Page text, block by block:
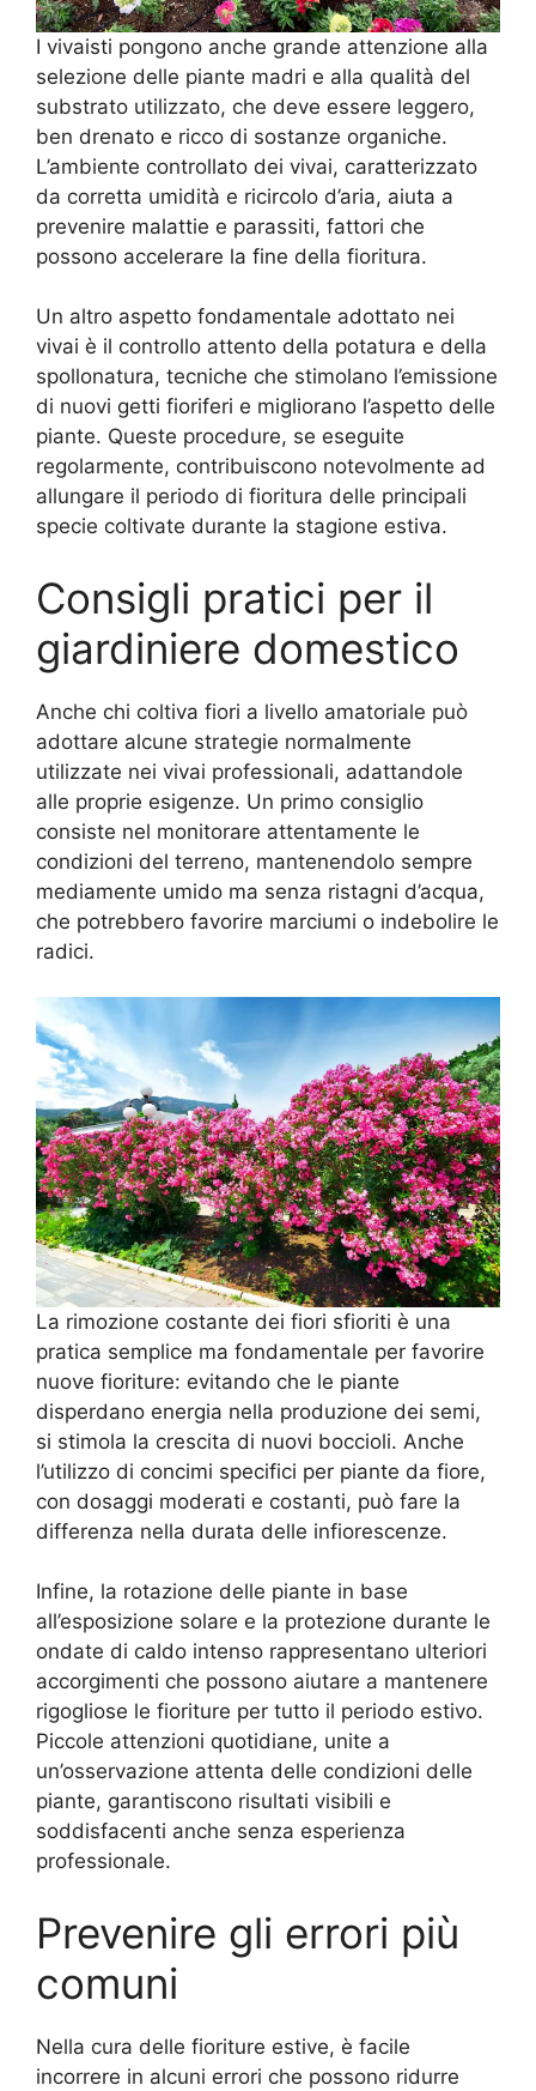
I vivaisti pongono anche grande attenzione alla
selezione delle piante madri e alla qualità del
substrato utilizzato, che deve essere leggero,
ben drenato e ricco di sostanze organiche.
L’ambiente controllato dei vivai, caratterizzato
da corretta umidità e ricircolo d’aria, aiuta a
prevenire malattie e parassiti, fattori che
possono accelerare la fine della fioritura.
Un altro aspetto fondamentale adottato nei
vivai è il controllo attento della potatura e della
spollonatura, tecniche che stimolano l’emissione
di nuovi getti fioriferi e migliorano l’aspetto delle
piante. Queste procedure, se eseguite
regolarmente, contribuiscono notevolmente ad
allungare il periodo di fioritura delle principali
specie coltivate durante la stagione estiva.
Consigli pratici per il
giardiniere domestico
Anche chi coltiva fiori a livello amatoriale può
adottare alcune strategie normalmente
utilizzate nei vivai professionali, adattandole
alle proprie esigenze. Un primo consiglio
consiste nel monitorare attentamente le
condizioni del terreno, mantenendolo sempre
mediamente umido ma senza ristagni d’acqua,
che potrebbero favorire marciumi o indebolire le
radici.
La rimozione costante dei fiori sfioriti è una
pratica semplice ma fondamentale per favorire
nuove fioriture: evitando che le piante
disperdano energia nella produzione dei semi,
si stimola la crescita di nuovi boccioli. Anche
l’utilizzo di concimi specifici per piante da fiore,
con dosaggi moderati e costanti, può fare la
differenza nella durata delle infiorescenze.
Infine, la rotazione delle piante in base
all’esposizione solare e la protezione durante le
ondate di caldo intenso rappresentano ulteriori
accorgimenti che possono aiutare a mantenere
rigogliose le fioriture per tutto il periodo estivo.
Piccole attenzioni quotidiane, unite a
un’osservazione attenta delle condizioni delle
piante, garantiscono risultati visibili e
soddisfacenti anche senza esperienza
professionale.
Prevenire gli errori più
comuni
Nella cura delle fioriture estive, è facile
incorrere in alcuni errori che possono ridurre